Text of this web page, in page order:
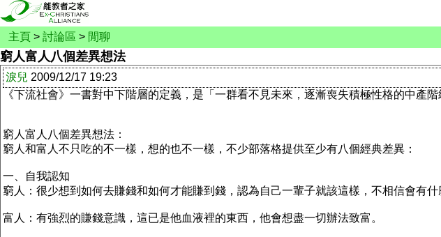
主頁 > 討論區 > 閒聊
窮人富人八個差異想法
淚兒 2009/12/17 19:23
《下流社會》一書對中下階層的定義，是「一群看不見未來，逐漸喪失積極性格的中產
窮人富人八個差異想法：
窮人和富人不只吃的不一樣，想的也不一樣，不少部落格提供至少有八個經典差異：
一、自我認知
窮人：很少想到如何去賺錢和如何才能賺到錢，認為自己一輩子就該這樣，不相信會有什
富人：有強烈的賺錢意識，這已是他血液裡的東西，他會想盡一切辦法致富。